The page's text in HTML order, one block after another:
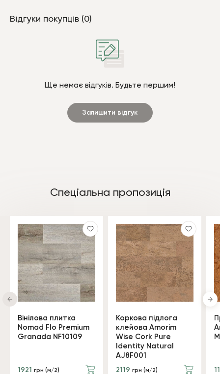
Відгуки покупців (0)
Ще немає відгуків. Будьте першим!
Залишити відгук
Спеціальна пропозиція
Вінілова плитка
Nomad Flo Premium
Granada NF10109
1921 грн (м/2)
Коркова підлога
клейова Amorim
Wise Cork Pure
Identity Natural
AJ8F001
2119 грн (м/2)